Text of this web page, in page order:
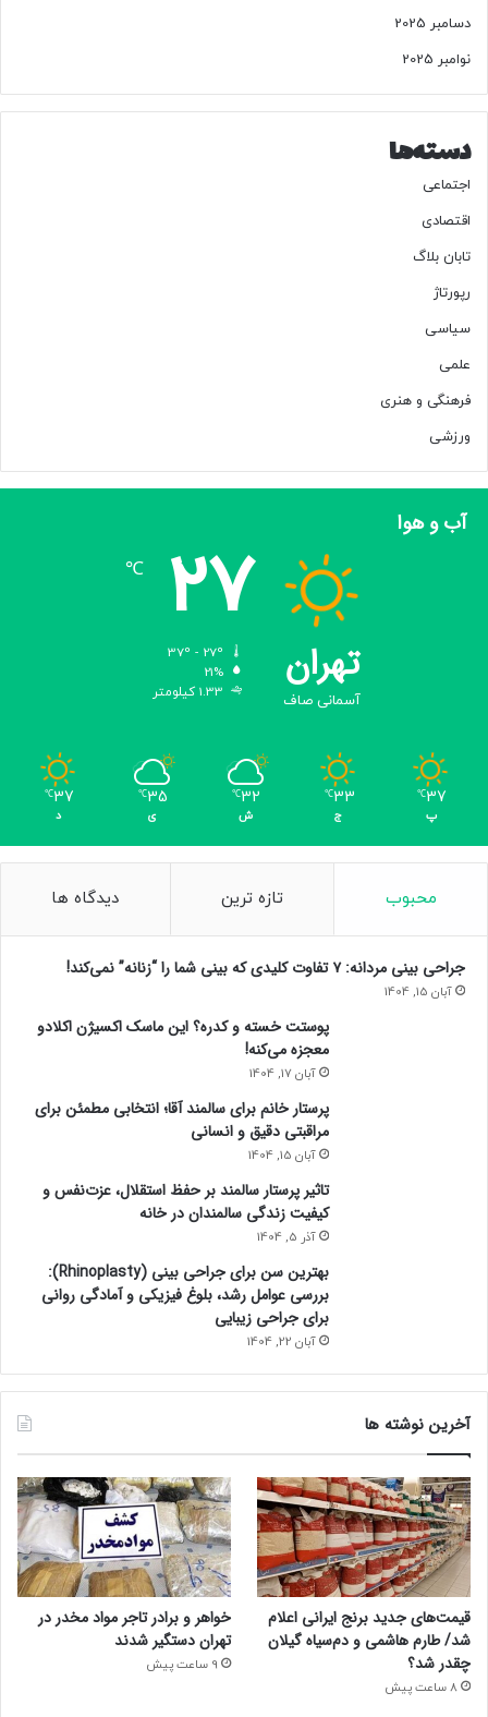
دسامبر 2025
نوامبر 2025
دسته‌ها
اجتماعی
اقتصادی
تابان بلاگ
رپورتاژ
سیاسی
علمی
فرهنگی و هنری
ورزشی
آب و هوا
تهران
آسمانی صاف
27
℃
21%
1.33 کیلومتر
37
℃
پ
33
℃
ج
32
℃
ش
35
℃
ی
37
℃
د
محبوب تازه ترین دیدگاه ها
جراحی بینی مردانه: ۷ تفاوت کلیدی که بینی شما را “زنانه” نمی‌کند!
آبان 15, 1404
پوستت خسته و کدره؟ این ماسک اکسیژن اکلادو
معجزه می‌کنه!
آبان 17, 1404
پرستار خانم برای سالمند آقا؛ انتخابی مطمئن برای
مراقبتی دقیق و انسانی
آبان 15, 1404
تاثیر پرستار سالمند بر حفظ استقلال، عزت‌نفس و
کیفیت زندگی سالمندان در خانه
آذر 5, 1404
بهترین سن برای جراحی بینی (Rhinoplasty):
بررسی عوامل رشد، بلوغ فیزیکی و آمادگی روانی
برای جراحی زیبایی
آبان 22, 1404
آخرین نوشته ها
قیمت‌های جدید برنج ایرانی اعلام
شد/ طارم هاشمی و دم‌سیاه گیلان
چقدر شد؟
8 ساعت پیش
خواهر و برادر تاجر مواد مخدر در
تهران دستگیر شدند
9 ساعت پیش